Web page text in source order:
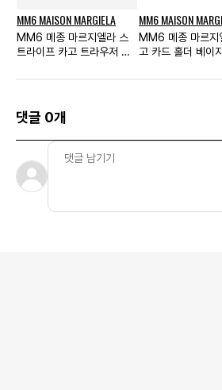
MM6 MAISON MARGIELA
MM6 메종 마르지엘라 스
트라이프 카고 트라우저 블
MM6 MAISON
MM6 메종 마르지
고 카드 홀더 베이지
댓글 0개